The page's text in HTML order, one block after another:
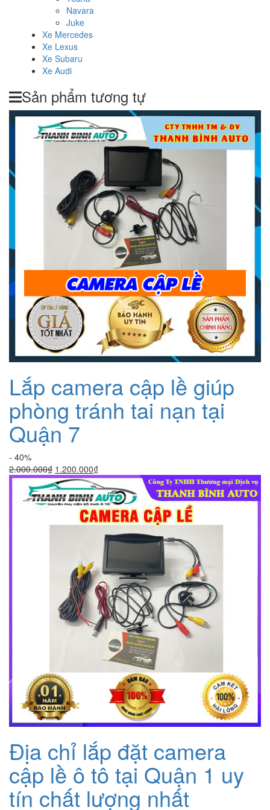
Navara
Juke
Xe Mercedes
Xe Lexus
Xe Subaru
Xe Audi
Sản phẩm tương tự
Lắp camera cập lề giúp
phòng tránh tai nạn tại
Quận 7
- 40%
2.000.000₫ Giá
gốc
là:
2.000.000₫.
1.200.000₫Giá
hiện
tại
là:
1.200.000₫.
Địa chỉ lắp đặt camera
cập lề ô tô tại Quận 1 uy
tín chất lượng nhất